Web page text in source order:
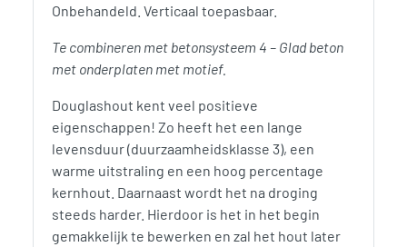
Onbehandeld. Verticaal toepasbaar.
Te combineren met betonsysteem 4 – Glad beton
met onderplaten met motief.
Douglashout kent veel positieve
eigenschappen! Zo heeft het een lange
levensduur (duurzaamheidsklasse 3), een
warme uitstraling en een hoog percentage
kernhout. Daarnaast wordt het na droging
steeds harder. Hierdoor is het in het begin
gemakkelijk te bewerken en zal het hout later